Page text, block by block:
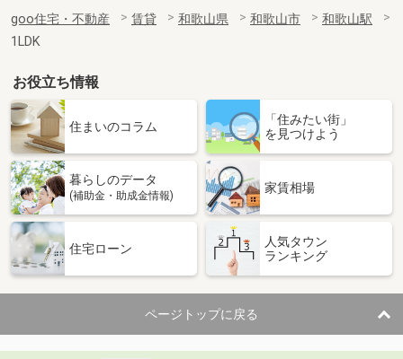
goo住宅・不動産 賃貸 和歌山県 和歌山市
和歌山駅
1LDK
お役立ち情報
住まいのコラム
「住みたい街」
を見つけよう
暮らしのデータ
(補助金・助成金情報)
家賃相場
住宅ローン
人気タウン
ランキング
ページトップに戻る